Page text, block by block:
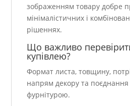
зображенням товару добре
мінімалістичних і
рішеннях.
Що важливо
купівлею?
Формат листа, товщину,
напрям декору та поєднання
фурнітурою.